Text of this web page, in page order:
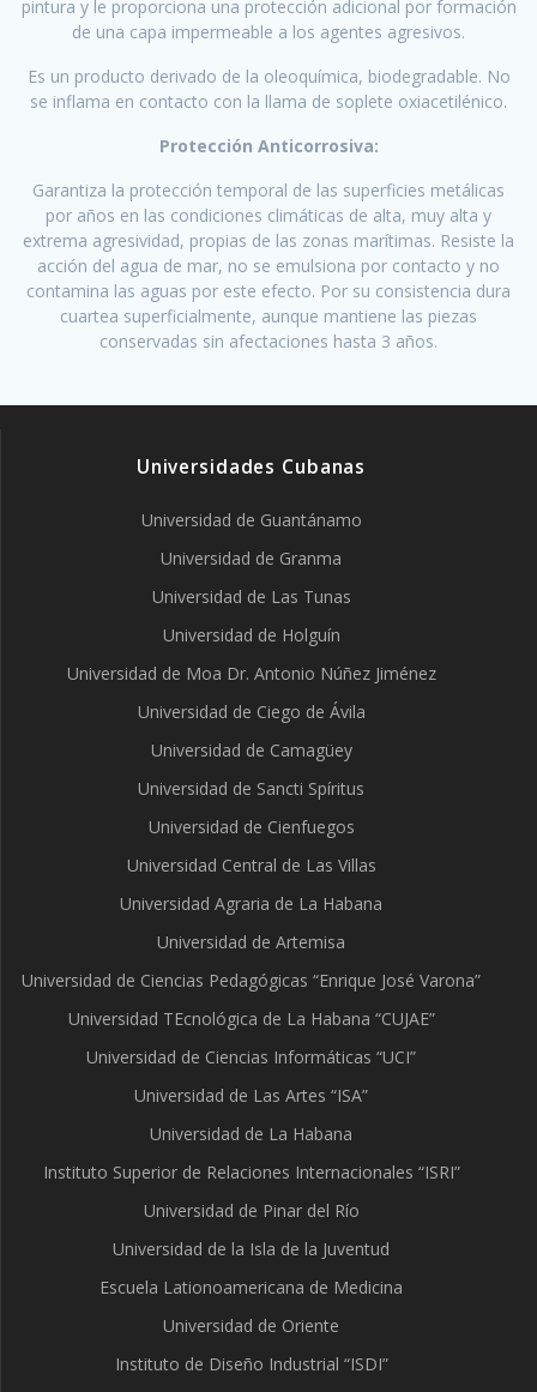
pintura y le proporciona una protección adicional por formación
de una capa impermeable a los agentes agresivos.
Es un producto derivado de la oleoquímica, biodegradable. No
se inflama en contacto con la llama de soplete oxiacetilénico.
Protección Anticorrosiva:
Garantiza la protección temporal de las superficies metálicas
por años en las condiciones climáticas de alta, muy alta y
extrema agresividad, propias de las zonas marítimas. Resiste la
acción del agua de mar, no se emulsiona por contacto y no
contamina las aguas por este efecto. Por su consistencia dura
cuartea superficialmente, aunque mantiene las piezas
conservadas sin afectaciones hasta 3 años.
Universidades Cubanas
Universidad de Guantánamo
Universidad de Granma
Universidad de Las Tunas
Universidad de Holguín
Universidad de Moa Dr. Antonio Núñez Jiménez
Universidad de Ciego de Ávila
Universidad de Camagüey
Universidad de Sancti Spíritus
Universidad de Cienfuegos
Universidad Central de Las Villas
Universidad Agraria de La Habana
Universidad de Artemisa
Universidad de Ciencias Pedagógicas “Enrique José Varona”
Universidad TEcnológica de La Habana “CUJAE”
Universidad de Ciencias Informáticas “UCI”
Universidad de Las Artes “ISA”
Universidad de La Habana
Instituto Superior de Relaciones Internacionales “ISRI”
Universidad de Pinar del Río
Universidad de la Isla de la Juventud
Escuela Lationoamericana de Medicina
Universidad de Oriente
Instituto de Diseño Industrial “ISDI”